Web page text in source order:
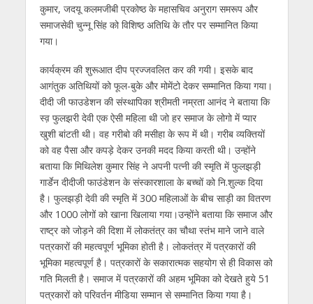
कुमार, जदयू कलमजीबी प्रकोष्ठ के महासचिव अनुराग समरूप और
समाजसेवी चुन्नू सिंह को विशिष्ठ अतिथि के तौर पर सम्मानित किया
गया।
कार्यक्रम की शुरूआत दीप प्रज्जवलित कर की गयी। इसके बाद
आगंतुक अतिथियों को फूल-बुके और मोमेंटो देकर सम्मानित किया गया।
दीदी जी फाउडेशन की संस्थापिका श्रीमती नम्रता आनंद ने बताया कि
स्व़ फुलझरी देवी एक ऐसी महिला थी जो हर समाज के लोगो में प्यार
खुशी बांटती थी। वह गरीबो की मसीहा के रूप में थी। गरीब व्यक्तियों
को वह पैसा और कपड़े देकर उनकी मदद किया करती थी। उन्होंने
बताया कि मिथिलेश कुमार सिंह ने अपनी पत्नी की स्मृति में फुलझड़ी
गार्डेन दीदीजी फाउंडेशन के संस्कारशाला के बच्चों को नि.शुल्क दिया
है। फुलझड़ी देवी की स्मृति में 300 महिलाओं के बीच साड़ी का वितरण
और 1000 लोगों को खाना खिलाया गया।उन्होंने बताया कि समाज और
राष्ट्र को जोड़ने की दिशा में लोकतंत्र का चौथा स्तंभ माने जाने वाले
पत्रकारों की महत्वपूर्ण भूमिका होती है। लोकतंत्र में पत्रकारों की
भूमिका महत्वपूर्ण है। पत्रकारों के सकारात्मक सहयोग से ही विकास को
गति मिलती है। समाज में पत्रकारों की अहम भूमिका को देखते हुये 51
पत्रकारों को परिवर्तन मीडिया सम्मान से सम्मानित किया गया है।